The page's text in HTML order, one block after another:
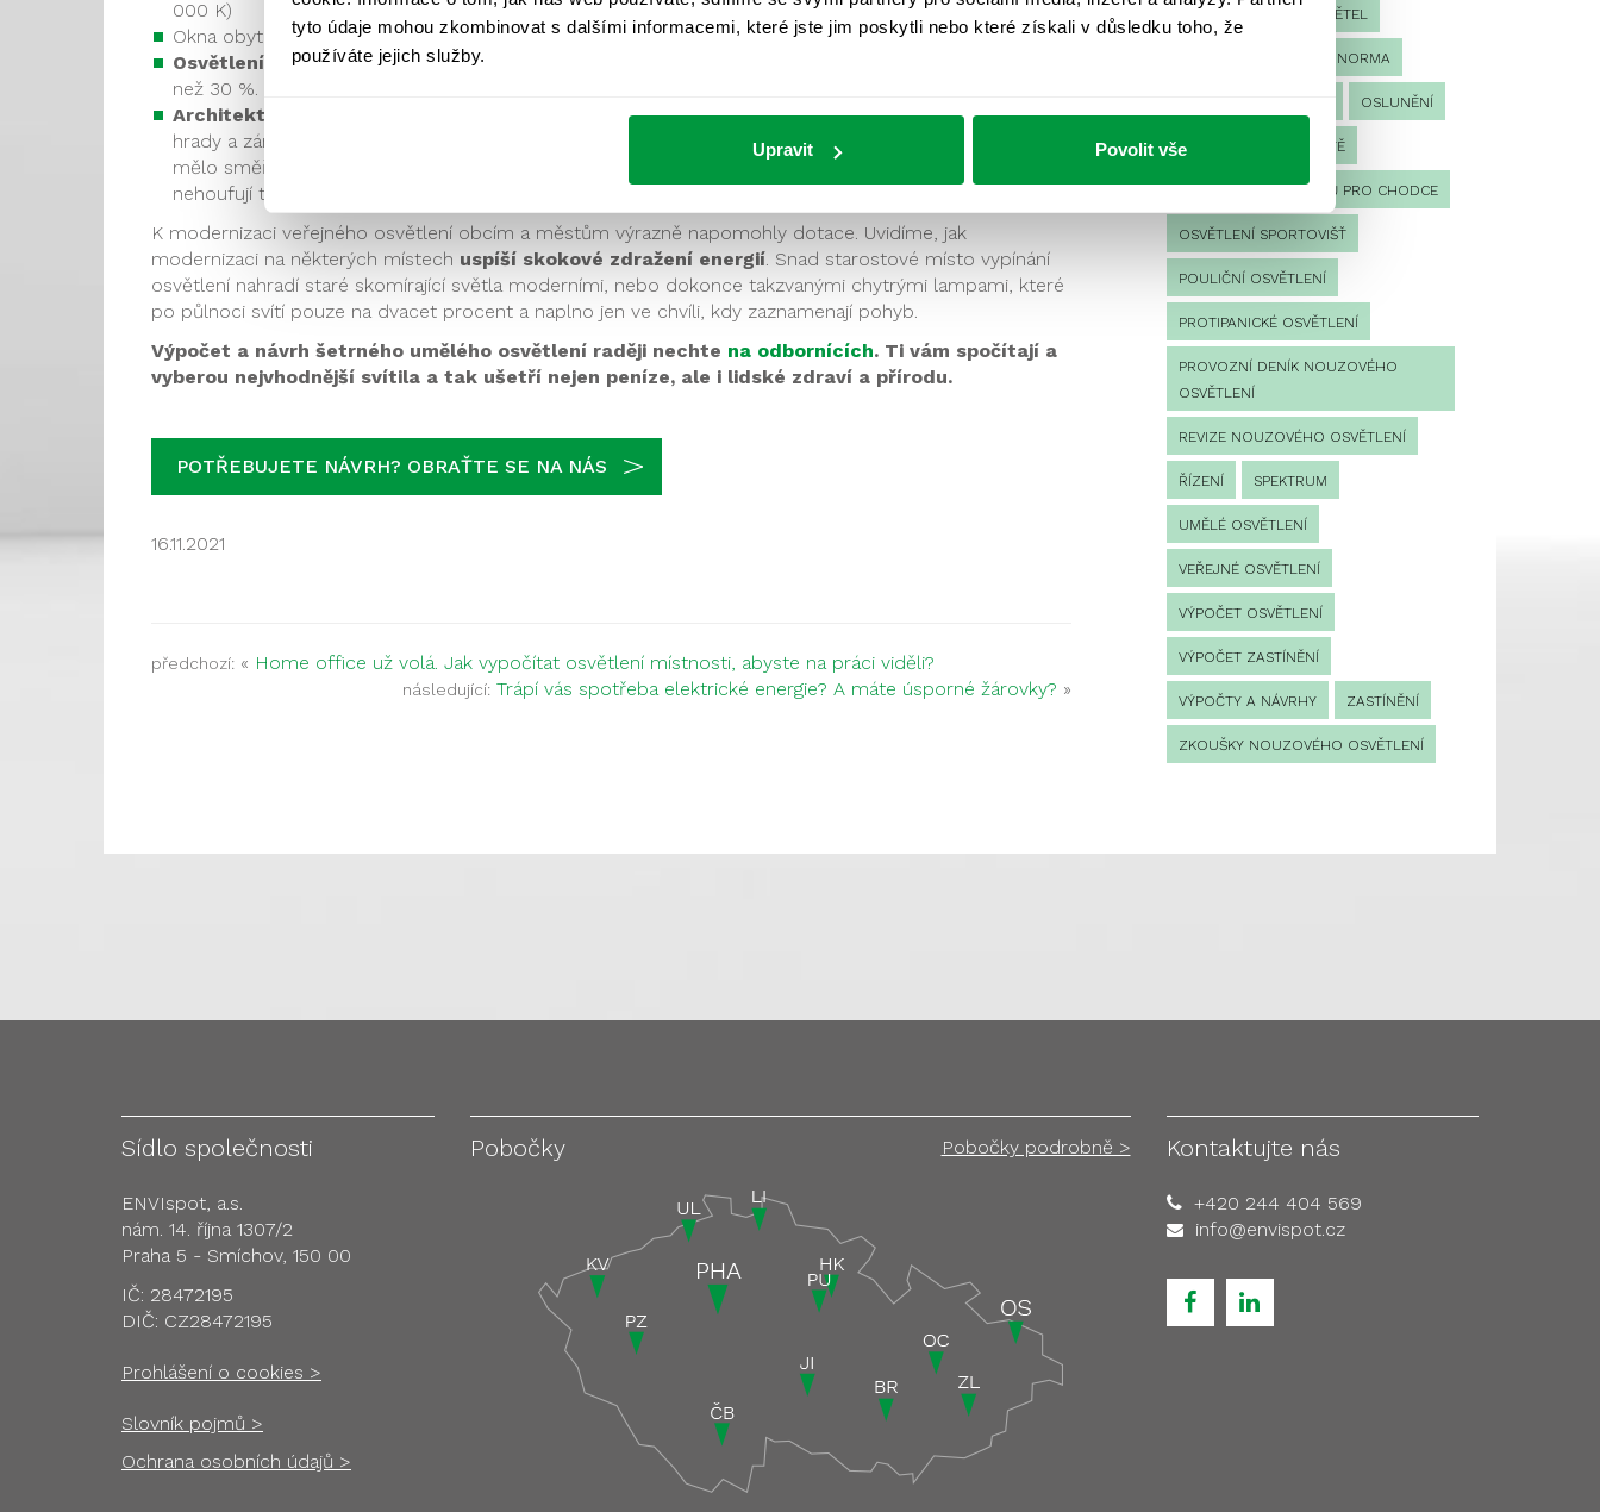
tyto údaje mohou zkombinovat s dalšími informacemi, které jste jim poskytli nebo které získali v důsledku toho, že
používáte jejich služby.
Upravit Povolit vše
000 K)
Okna obytných budov by neměl být osvětlena více než 2 lx, v době nočního klidu 1 lx.
Osvětlení pozemních komunikací
než 30 %. Je to neekologické a drahé.
Architektonické a dekorativní osvětlení
k nasvícení dominant měst a obcí, jako jsou kostely,
hrady a zámky, by mělo pokud možno mířit na architektonický prvek shora dolů a mimo obrys by
mělo směřovat maximálně 10 % světelného toku. Pokud je to možné a v noci se kolem památky
nehoufují turisté, v době nočního klidu by mělo být osvětlení vypnuto.
K modernizaci veřejného osvětlení obcím a městům výrazně napomohly dotace. Uvidíme, jak
modernizaci na některých místech uspíší skokové zdražení energií. Snad starostové místo vypínání
osvětlení nahradí staré skomírající světla moderními, nebo dokonce takzvanými chytrými lampami, které
po půlnoci svítí pouze na dvacet procent a naplno jen ve chvíli, kdy zaznamenají pohyb.
Výpočet a návrh šetrného umělého osvětlení raději nechte na odbornících. Ti vám spočítají a
vyberou nejvhodnější svítila a tak ušetří nejen peníze, ale i lidské zdraví a přírodu.
POTŘEBUJETE NÁVRH? OBRAŤTE SE NA NÁS
16.11.2021
předchozí: « Home office už volá. Jak vypočítat osvětlení místnosti, abyste na práci viděli?
následující: Trápí vás spotřeba elektrické energie? A máte úsporné žárovky? »
MĚŘENÍ SVĚTEL
NORMA
OSLUNĚNÍ
OSVĚTLENÍ PRACOVIŠTĚ
OSVĚTLENÍ PŘECHODŮ PRO CHODCE
OSVĚTLENÍ SPORTOVIŠŤ
POULIČNÍ OSVĚTLENÍ
PROTIPANICKÉ OSVĚTLENÍ
PROVOZNÍ DENÍK NOUZOVÉHO
OSVĚTLENÍ
REVIZE NOUZOVÉHO OSVĚTLENÍ
ŘÍZENÍ SPEKTRUM
UMĚLÉ OSVĚTLENÍ
VEŘEJNÉ OSVĚTLENÍ
VÝPOČET OSVĚTLENÍ
VÝPOČET ZASTÍNĚNÍ
VÝPOČTY A NÁVRHY ZASTÍNĚNÍ
ZKOUŠKY NOUZOVÉHO OSVĚTLENÍ
Sídlo společnosti
ENVIspot, a.s.
nám. 14. října 1307/2
Praha 5 - Smíchov, 150 00
IČ: 28472195
DIČ: CZ28472195
Prohlášení o cookies >
Slovník pojmů >
Ochrana osobních údajů >
Pobočky Pobočky podrobně > Kontaktujte nás
+420 244 404 569
info@envispot.cz